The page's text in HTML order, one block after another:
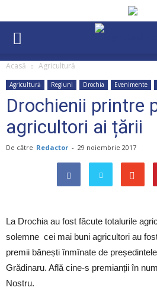
Acasă Agricultură
Agricultură Regiuni Drochia Evenimente
Drochienii printre
agricultori ai țării
De către Redactor - 29 noiembrie 2017
La Drochia au fost făcute totalurile
solemne cei mai buni agricultori au
premii bănești înmînate de
Grădinaru. Află cine-s premianții în
Nostru.